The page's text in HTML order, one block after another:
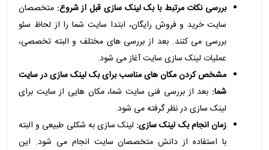
بررسی نکات مرتبط با بک لینک سازی قبل از شروع: متخصصان
سایت خرید و فروش رایگان، ابتدا سایت شما را از لحاظ سئو
بررسی می کنند. بعد از بررسی های مختلف و البته تخصصی،
عملیات لینک سازی سایت آغاز می شود.
مشخص کردن مکان های مناسب برای بک لینک سازی در سایت
شما: بعد از بررسی فنی سایت شما، مکان هایی از سایت برای
لینک سازی در نظر گرفته می شود.
زمان انجام بک لینک سازی: لینک سازی به شکلی طبیعی و البته
با استفاده از دانش متخصصان سایت انجام می شود. این